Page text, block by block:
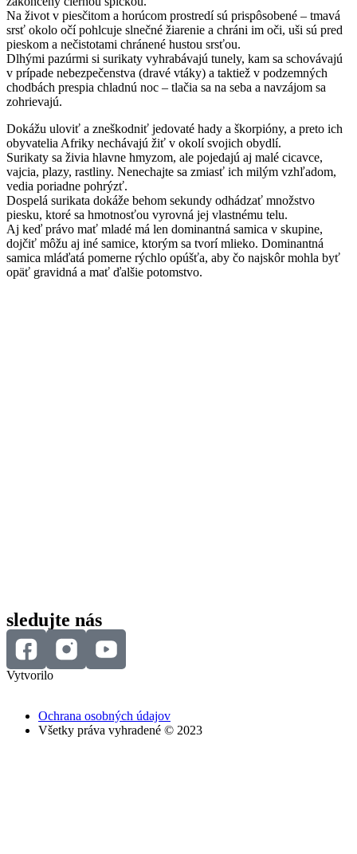
Na život v piesčitom a horúcom prostredí sú prispôsobené – tmavá
srsť okolo očí pohlcuje slnečné žiarenie a chráni im oči, uši sú pred
pieskom a nečistotami chránené hustou srsťou.
Dlhými pazúrmi si surikaty vyhrabávajú tunely, kam sa schovávajú
v prípade nebezpečenstva (dravé vtáky) a taktiež v podzemných
chodbách prespia chladnú noc – tlačia sa na seba a navzájom sa
zohrievajú.
Dokážu uloviť a zneškodniť jedovaté hady a škorpióny, a preto ich
obyvatelia Afriky nechávajú žiť v okolí svojich obydlí.
Surikaty sa živia hlavne hmyzom, ale pojedajú aj malé cicavce,
vajcia, plazy, rastliny. Nenechajte sa zmiasť ich milým vzhľadom,
vedia poriadne pohrýzť.
Dospelá surikata dokáže behom sekundy odhádzať množstvo
piesku, ktoré sa hmotnosťou vyrovná jej vlastnému telu.
Aj keď právo mať mladé má len dominantná samica v skupine,
dojčiť môžu aj iné samice, ktorým sa tvorí mlieko. Dominantná
samica mláďatá pomerne rýchlo opúšťa, aby čo najskôr mohla byť
opäť gravidná a mať ďalšie potomstvo.
sledujte nás
Vytvorilo
Ochrana osobných údajov
Všetky práva vyhradené © 2023